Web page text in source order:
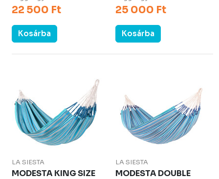
22 500 Ft
Kosárba
25 000 Ft
Kosárba
LA SIESTA
MODESTA KING SIZE
LA SIESTA
MODESTA DOUBLE